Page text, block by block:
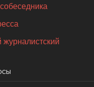
журналистский